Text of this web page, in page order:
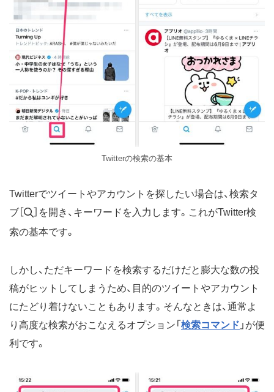
Twitterの検索の基本
Twitterでツイートやアカウントを探したい場合は、検索タ
ブ［
］を開き、キーワードを入力します。これがTwitter検
索の基本です。
しかし、ただキーワードを検索するだけだと膨大な数の投
稿がヒットしてしまうため、目的のツイートやアカウント
にたどり着けないこともあります。そんなときは、通常よ
り高度な検索がおこなえるオプション「 検索コマンド 」が便
利です。